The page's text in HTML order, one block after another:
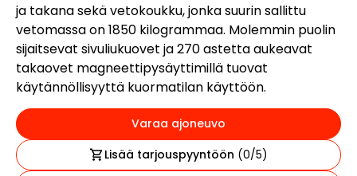
ja takana sekä vetokoukku, jonka suurin sallittu
vetomassa on 1850 kilogrammaa. Molemmin puolin
sijaitsevat sivuliukuovet ja 270 astetta aukeavat
takaovet magneettipysäyttimillä tuovat
käytännöllisyyttä kuormatilan käyttöön.
Varaa ajoneuvo
Lisää tarjouspyyntöön (0/5)